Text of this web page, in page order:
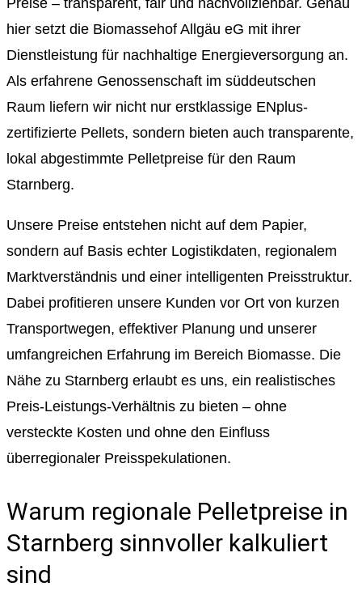
Preise – transparent, fair und nachvollziehbar. Genau
hier setzt die Biomassehof Allgäu eG mit ihrer
Dienstleistung für nachhaltige Energieversorgung an.
Als erfahrene Genossenschaft im süddeutschen
Raum liefern wir nicht nur erstklassige ENplus-
zertifizierte Pellets, sondern bieten auch transparente,
lokal abgestimmte Pelletpreise für den Raum
Starnberg.
Unsere Preise entstehen nicht auf dem Papier,
sondern auf Basis echter Logistikdaten, regionalem
Marktverständnis und einer intelligenten Preisstruktur.
Dabei profitieren unsere Kunden vor Ort von kurzen
Transportwegen, effektiver Planung und unserer
umfangreichen Erfahrung im Bereich Biomasse. Die
Nähe zu Starnberg erlaubt es uns, ein realistisches
Preis-Leistungs-Verhältnis zu bieten – ohne
versteckte Kosten und ohne den Einfluss
überregionaler Preisspekulationen.
Warum regionale Pelletpreise in
Starnberg sinnvoller kalkuliert
sind